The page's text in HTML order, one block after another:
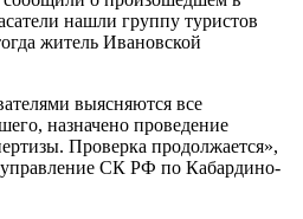
нашли группу туристов
житель Ивановской
выясняются все
назначено проведение
Проверка продолжается»,
СК РФ по Кабардино-